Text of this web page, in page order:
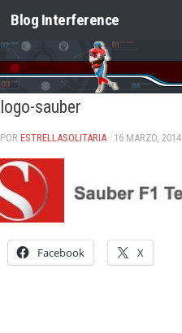
Saltar al contenido
Blog Interference
logo-sauber
POR ESTRELLASOLITARIA · 16 MARZO, 2014
Facebook X